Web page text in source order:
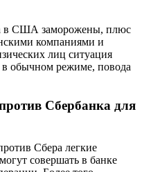
в США заморожены, плюс
компаниями и
лиц ситуация
в обычном режиме, повода
Сбербанка для
Сбера легкие
совершать в банке